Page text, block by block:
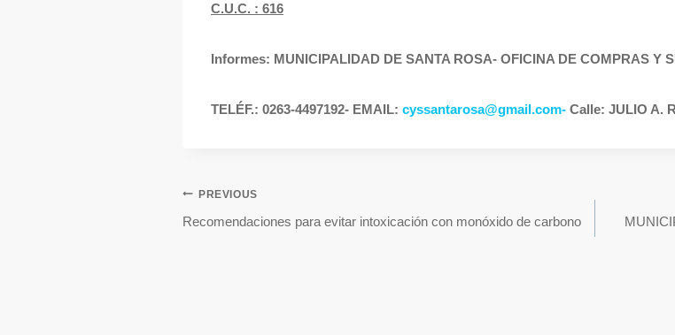
C.U.C. : 616
Informes: MUNICIPALIDAD DE SANTA ROSA- OFICINA DE COMPRAS Y
TELÉF.: 0263-4497192- EMAIL: cyssantarosa@gmail.com- Calle: JULIO A.
PREVIOUS
Recomendaciones para evitar intoxicación con monóxido de carbono